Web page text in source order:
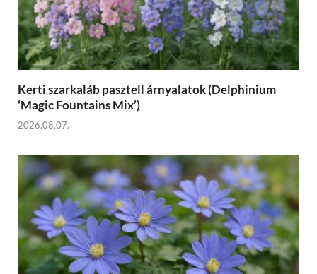
Kerti szarkaláb pasztell árnyalatok (Delphinium
‘Magic Fountains Mix’)
2026.08.07.